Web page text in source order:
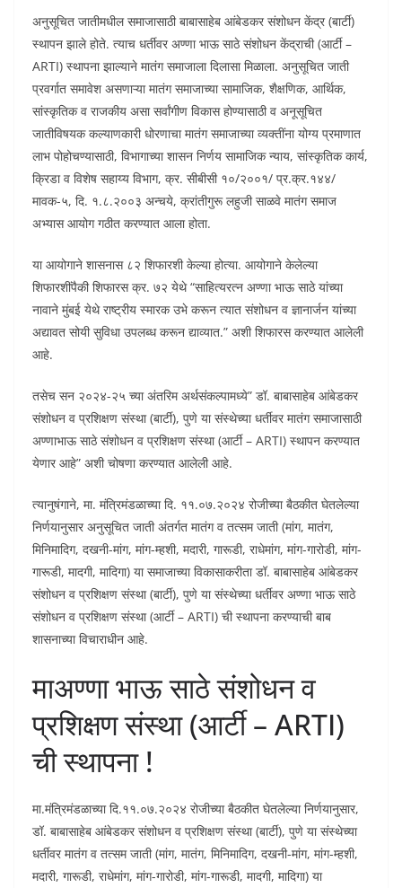
अनुसूचित जातीमधील समाजासाठी बाबासाहेब आंबेडकर संशोधन केंद्र (बार्टी)
स्थापन झाले होते. त्याच धर्तीवर अण्णा भाऊ साठे संशोधन केंद्राची (आर्टी –
ARTI) स्थापना झाल्याने मातंग समाजाला दिलासा मिळाला. अनुसूचित जाती
प्रवर्गात समावेश असणाऱ्या मातंग समाजाच्या सामाजिक, शैक्षणिक, आर्थिक,
सांस्कृतिक व राजकीय असा सर्वांगीण विकास होण्यासाठी व अनूसूचित
जातीविषयक कल्याणकारी धोरणाचा मातंग समाजाच्या व्यक्तींना योग्य प्रमाणात
लाभ पोहोचण्यासाठी, विभागाच्या शासन निर्णय सामाजिक न्याय, सांस्कृतिक कार्य,
क्रिडा व विशेष सहाय्य विभाग, क्र. सीबीसी १०/२००१/ प्र.क्र.१४४/
मावक-५, दि. १.८.२००३ अन्चये, क्रांतीगुरू लहुजी साळवे मातंग समाज
अभ्यास आयोग गठीत करण्यात आला होता.
या आयोगाने शासनास ८२ शिफारशी केल्या होत्या. आयोगाने केलेल्या
शिफारशींपैकी शिफारस क्र. ७२ येथे “साहित्यरत्न अण्णा भाऊ साठे यांच्या
नावाने मुंबई येथे राष्ट्रीय स्मारक उभे करून त्यात संशोधन व ज्ञानार्जन यांच्या
अद्यावत सोयी सुविधा उपलब्ध करून द्याव्यात.” अशी शिफारस करण्यात आलेली
आहे.
तसेच सन २०२४-२५ च्या अंतरिम अर्थसंकल्पामध्ये” डॉ. बाबासाहेब आंबेडकर
संशोधन व प्रशिक्षण संस्था (बार्टी), पुणे या संस्थेच्या धर्तीवर मातंग समाजासाठी
अण्णाभाऊ साठे संशोधन व प्रशिक्षण संस्था (आर्टी – ARTI) स्थापन करण्यात
येणार आहे” अशी चोषणा करण्यात आलेली आहे.
त्यानुषंगाने, मा. मंत्रिमंडळाच्या दि. ११.०७.२०२४ रोजीच्या बैठकीत घेतलेल्या
निर्णयानुसार अनुसूचित जाती अंतर्गत मातंग व तत्सम जाती (मांग, मातंग,
मिनिमादिग, दखनी-मांग, मांग-म्हशी, मदारी, गारूडी, राधेमांग, मांग-गारोडी, मांग-
गारूडी, मादगी, मादिगा) या समाजाच्या विकासाकरीता डॉ. बाबासाहेब आंबेडकर
संशोधन व प्रशिक्षण संस्था (बार्टी), पुणे या संस्थेच्या धर्तीवर अण्णा भाऊ साठे
संशोधन व प्रशिक्षण संस्था (आर्टी – ARTI) ची स्थापना करण्याची बाब
शासनाच्या विचाराधीन आहे.
माअण्णा भाऊ साठे संशोधन व
प्रशिक्षण संस्था (आर्टी – ARTI)
ची स्थापना !
मा.मंत्रिमंडळाच्या दि.११.०७.२०२४ रोजीच्या बैठकीत घेतलेल्या निर्णयानुसार,
डॉ. बाबासाहेब आंबेडकर संशोधन व प्रशिक्षण संस्था (बार्टी), पुणे या संस्थेच्या
धर्तीवर मातंग व तत्सम जाती (मांग, मातंग, मिनिमादिग, दखनी-मांग, मांग-म्हशी,
मदारी, गारूडी, राधेमांग, मांग-गारोडी, मांग-गारूडी, मादगी, मादिगा) या